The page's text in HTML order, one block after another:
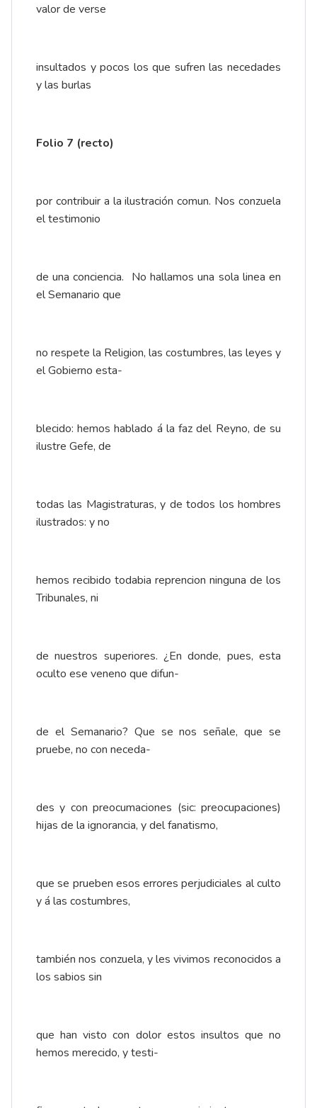
valor de verse
insultados y pocos los que sufren las necedades
y las burlas
Folio 7 (recto)
por contribuir a la ilustración comun. Nos conzuela
el testimonio
de una conciencia. No hallamos una sola linea en
el Semanario que
no respete la Religion, las costumbres, las leyes y
el Gobierno esta-
blecido: hemos hablado á la faz del Reyno, de su
ilustre Gefe, de
todas las Magistraturas, y de todos los hombres
ilustrados: y no
hemos recibido todabia reprencion ninguna de los
Tribunales, ni
de nuestros superiores. ¿En donde, pues, esta
oculto ese veneno que difun-
de el Semanario? Que se nos señale, que se
pruebe, no con neceda-
des y con preocumaciones (sic: preocupaciones)
hijas de la ignorancia, y del fanatismo,
que se prueben esos errores perjudiciales al culto
y á las costumbres,
también nos conzuela, y les vivimos reconocidos a
los sabios sin
que han visto con dolor estos insultos que no
hemos merecido, y testi-